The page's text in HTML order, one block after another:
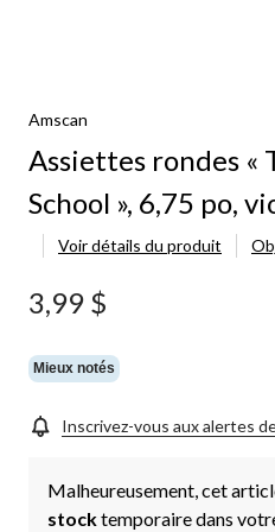
Amscan
Assiettes rondes «
School », 6,75 po,
Voir détails du produit
3,99 $
Mieux notés
Inscrivez-vous aux alertes
Malheureusement, cet
stocktemporaire dans